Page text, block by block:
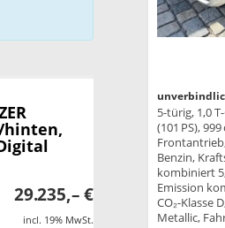
hinten,
29.235,– €
incl. 19% MwSt.
5-türig, 1,0
(101 PS),
Benzin,
kombiniert
Emission
CO₂-Klasse
Metallic,